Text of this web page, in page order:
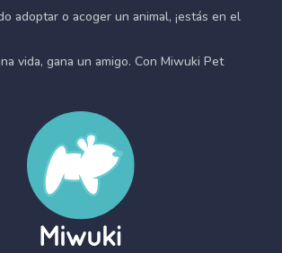
adoptar o acoger un animal, ¡estás en el
vida, gana un amigo. Con Miwuki Pet